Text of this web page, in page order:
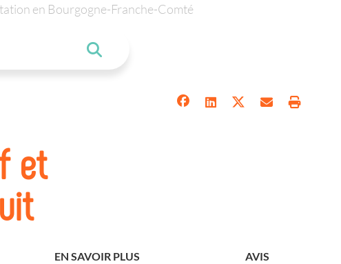
en Bourgogne-Franche-Comté
et
EN SAVOIR PLUS AVIS